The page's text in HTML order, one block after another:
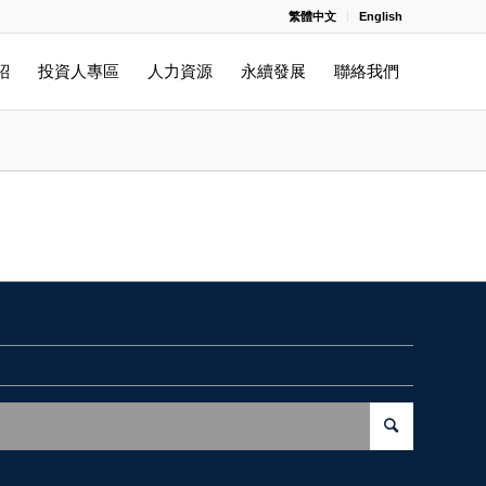
繁體中文 English
投資人專區 人力資源 永續發展 聯絡我們